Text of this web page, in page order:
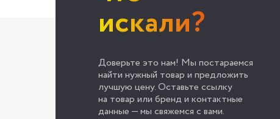
искали?
Доверьте это нам! Мы постараемся
найти нужный товар и предложить
лучшую цену. Оставьте ссылку
на товар или бренд и контактные
данные — мы свяжемся с вами.